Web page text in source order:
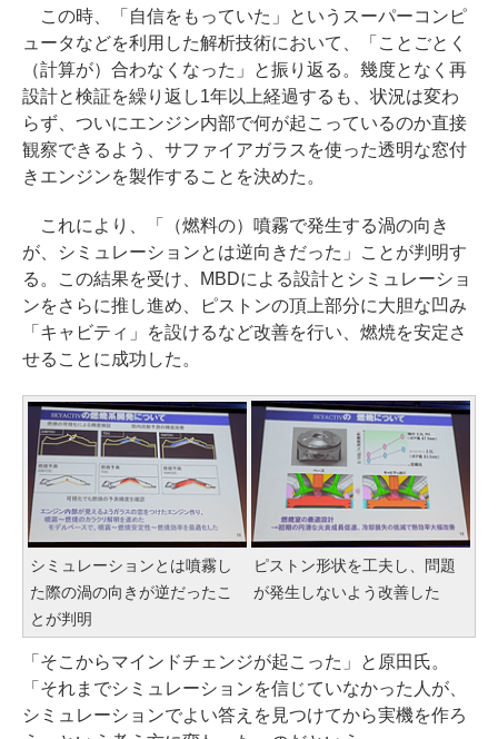
この時、「自信をもっていた」というスーパーコンピ
ュータなどを利用した解析技術において、「ことごとく
（計算が）合わなくなった」と振り返る。幾度となく再
設計と検証を繰り返し1年以上経過するも、状況は変わ
らず、ついにエンジン内部で何が起こっているのか直接
観察できるよう、サファイアガラスを使った透明な窓付
きエンジンを製作することを決めた。
これにより、「（燃料の）噴霧で発生する渦の向き
が、シミュレーションとは逆向きだった」ことが判明す
る。この結果を受け、MBDによる設計とシミュレーショ
ンをさらに推し進め、ピストンの頂上部分に大胆な凹み
「キャビティ」を設けるなど改善を行い、燃焼を安定さ
せることに成功した。
シミュレーションとは噴霧し
た際の渦の向きが逆だったこ
とが判明
ピストン形状を工夫し、問題
が発生しないよう改善した
「そこからマインドチェンジが起こった」と原田氏。
「それまでシミュレーションを信じていなかった人が、
シミュレーションでよい答えを見つけてから実機を作ろ